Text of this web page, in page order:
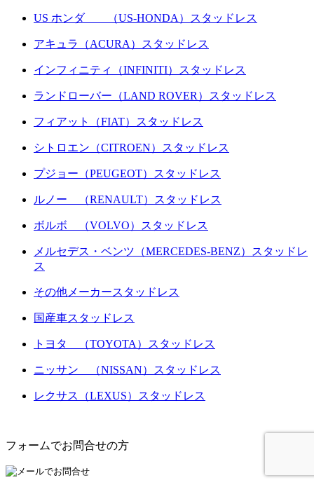
US ホンダ （US-HONDA）スタッドレス
アキュラ（ACURA）スタッドレス
インフィニティ（INFINITI）スタッドレス
ランドローバー（LAND ROVER）スタッドレス
フィアット（FIAT）スタッドレス
シトロエン（CITROEN）スタッドレス
プジョー（PEUGEOT）スタッドレス
ルノー （RENAULT）スタッドレス
ボルボ （VOLVO）スタッドレス
メルセデス・ベンツ（MERCEDES-BENZ）スタッドレ
ス
その他メーカースタッドレス
国産車スタッドレス
トヨタ （TOYOTA）スタッドレス
ニッサン （NISSAN）スタッドレス
レクサス（LEXUS）スタッドレス
フォームでお問合せの方